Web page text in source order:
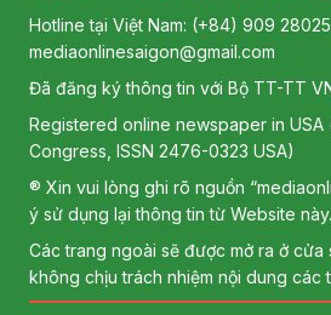
Hotline tại Việt Nam: (+84) 909
mediaonlinesaigon@gmail.com
Đã đăng ký thông tin với Bộ TT-TT
Registered online newspaper in USA
Congress, ISSN 2476-0323 USA)
® Xin vui lòng ghi rõ nguồn
ý sử dụng lại thông tin từ Website này.
Các trang ngoài sẽ được mở ra ở cửa
không chịu trách nhiệm nội dung các